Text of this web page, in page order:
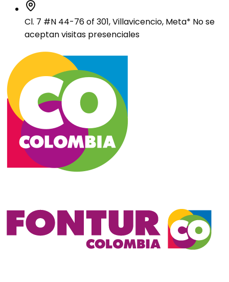
Cl. 7 #N 44-76 of 301, Villavicencio, Meta* No se
aceptan visitas presenciales